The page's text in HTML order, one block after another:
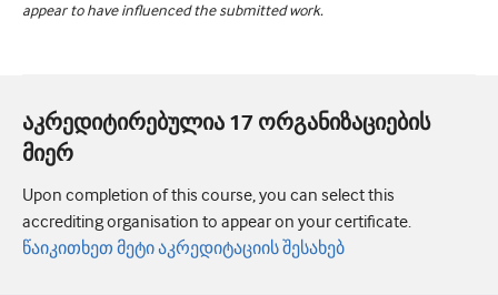
appear to have influenced the submitted work.
აკრედიტირებულია 17 ორგანიზაციების
მიერ
Upon completion of this course, you can select this
accrediting organisation to appear on your certificate.
წაიკითხეთ მეტი აკრედიტაციის შესახებ